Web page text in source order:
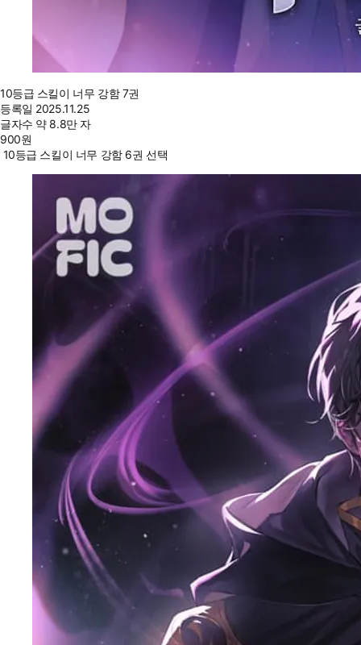
10등급 스킬이 너무 강함 7권
등록일 2025.11.25
글자수 약 8.8만 자
900원
10등급 스킬이 너무 강함 6권 선택